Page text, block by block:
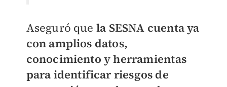
Aseguró que la SESNA cuenta ya
con amplios datos,
conocimiento y herramientas
para identificar riesgos de